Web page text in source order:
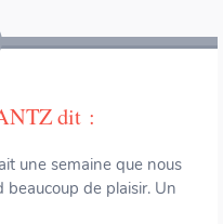
dit :
une semaine que nous
beaucoup de plaisir. Un